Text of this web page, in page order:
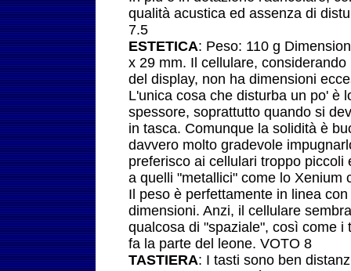
qualità acustica ed assenza di
7.5
ESTETICA: Peso: 110 g
x 29 mm. Il cellulare, considerando
del display, non ha dimensioni
L'unica cosa che disturba un po' è
spessore, soprattutto quando si
in tasca. Comunque la solidità è
davvero molto gradevole
preferisco ai cellulari troppo piccoli
a quelli "metallici" come lo Xenium
Il peso è perfettamente in linea
dimensioni. Anzi, il cellulare
qualcosa di "spaziale", così come
fa la parte del leone. VOTO 8
TASTIERA: I tasti sono ben